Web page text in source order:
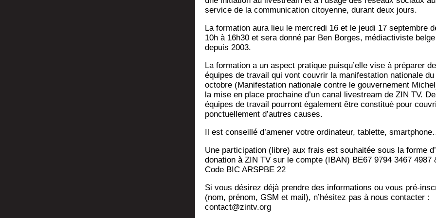
ser­vice de la com­mu­ni­ca­tion citoyenne, durant deux jours.
La for­ma­tion aura lieu le mer­cre­di 16 et le jeu­di 17 sep­tembre
10h à 16h30 et sera don­né par Ben Borges, médiac­ti­viste belge
depuis 2003.
La for­ma­tion a un aspect pra­tique puisqu’elle vise à pré­pa­rer
équipes de tra­vail qui vont cou­vrir la mani­fes­ta­tion natio­nale du
octobre (Mani­fes­ta­tion natio­nale contre le gou­ver­ne­ment
la mise en place pro­chaine d’un canal lives­tream de ZIN TV.
équipes de tra­vail pour­ront éga­le­ment être consti­tué pour
ponc­tuel­le­ment d’autres causes.
Il est conseillé d’amener votre ordi­na­teur, tablette,
Une par­ti­ci­pa­tion (libre) aux frais est sou­hai­tée sous la forme
dona­tion à ZIN TV sur le compte (IBAN) BE67 9794 3467 4987
Code BIC ARSPBE 22
Si vous dési­rez déjà prendre des infor­ma­tions ou vous pré-
(nom, pré­nom, GSM et mail), n’hésitez pas à nous contac­ter :
contact@zintv.org